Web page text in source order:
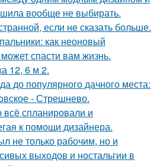
вообще не выбирать.
если не сказать больше.
как неоновый
спасти вам жизнь.
12, 6 м 2.
до популярного дачного места:
- Стрешнево.
спланировали и
к помощи дизайнера.
не только рабочим, но и
выходов и ностальгии в